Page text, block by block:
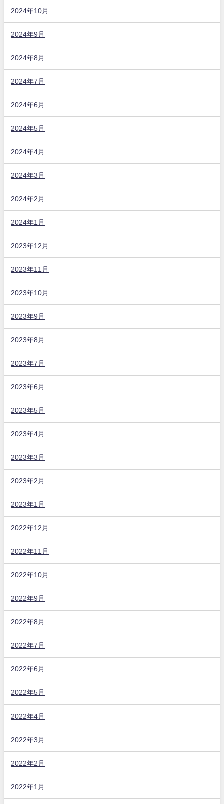
2024年10月
2024年9月
2024年8月
2024年7月
2024年6月
2024年5月
2024年4月
2024年3月
2024年2月
2024年1月
2023年12月
2023年11月
2023年10月
2023年9月
2023年8月
2023年7月
2023年6月
2023年5月
2023年4月
2023年3月
2023年2月
2023年1月
2022年12月
2022年11月
2022年10月
2022年9月
2022年8月
2022年7月
2022年6月
2022年5月
2022年4月
2022年3月
2022年2月
2022年1月